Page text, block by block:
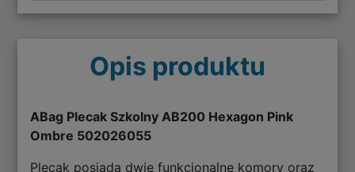
Opis produktu
ABag Plecak Szkolny AB200 Hexagon Pink
Ombre 502026055
Plecak posiada dwie funkcjonalne komory oraz